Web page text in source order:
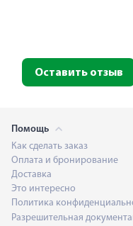
Оставить отзыв
Помощь
Как сделать заказ
Оплата и бронирование
Доставка
Это интересно
Политика
Разрешительная